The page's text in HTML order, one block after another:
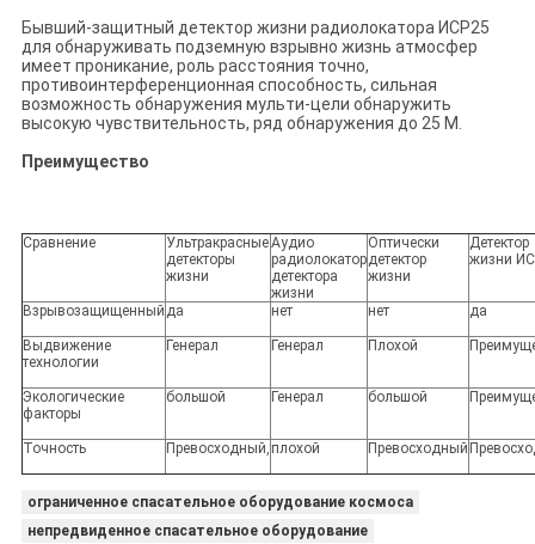
Бывший-защитный детектор жизни радиолокатора ИСР25
для обнаруживать подземную взрывно жизнь атмосфер
имеет проникание, роль расстояния точно,
противоинтерференционная способность, сильная
возможность обнаружения мульти-цели обнаружить
высокую чувствительность, ряд обнаружения до 25 М.
Преимущество
Сравнение
Ультракрасные
детекторы
жизни
Аудио
радиолокатор
детектора
жизни
Оптически
детектор
жизни
Детектор
жизни
Взрывозащищенный да нет нет да
Выдвижение
технологии
Генерал Генерал Плохой
Экологические
факторы
большой Генерал большой
Точность Превосходный, плохой Превосходный
ограниченное спасательное оборудование космоса
непредвиденное спасательное оборудование